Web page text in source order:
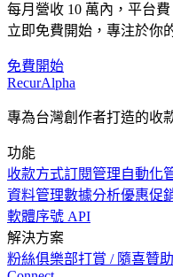
每月營收 10 萬內，平台費
立即免費開始，專注於你
免費開始
RecurAlpha
專為台灣創作者打造的收
功能
收款方式訂閱管理自動化
資料管理數據分析優惠促
軟體序號 API
解決方案
粉絲俱樂部打賞 / 隨喜贊助